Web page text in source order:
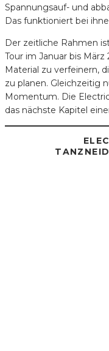
Spannungsauf- und
Das funktioniert bei
Der zeitliche Rahmen
Tour im Januar bis
Material zu verfeinern,
zu planen. Gleichzeitig
Momentum. Die
das nächste Kapitel